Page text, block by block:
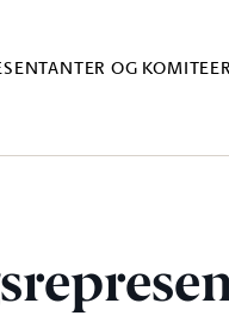
OG KOMITEER